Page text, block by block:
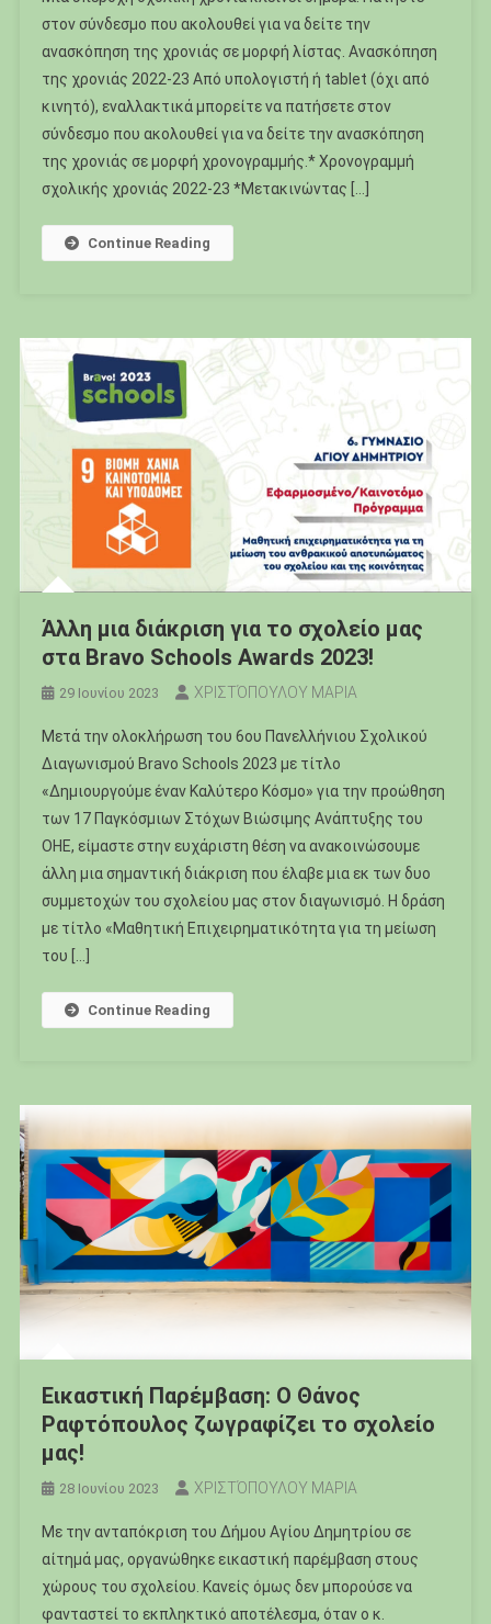
στον σύνδεσμο που ακολουθεί για να δείτε την
ανασκόπηση της χρονιάς σε μορφή λίστας. Ανασκόπηση
της χρονιάς 2022-23 Από υπολογιστή ή tablet (όχι από
κινητό), εναλλακτικά μπορείτε να πατήσετε στον
σύνδεσμο που ακολουθεί για να δείτε την ανασκόπηση
της χρονιάς σε μορφή χρονογραμμής.* Χρονογραμμή
σχολικής χρονιάς 2022-23 *Μετακινώντας […]
Continue Reading
Άλλη μια διάκριση για το σχολείο μας
στα Bravo Schools Awards 2023!
29 Ιουνίου 2023 ΧΡΙΣΤΌΠΟΥΛΟΥ ΜΑΡΙΑ
Μετά την ολοκλήρωση του 6ου Πανελλήνιου Σχολικού
Διαγωνισμού Bravo Schools 2023 με τίτλο
«Δημιουργούμε έναν Καλύτερο Κόσμο» για την προώθηση
των 17 Παγκόσμιων Στόχων Βιώσιμης Ανάπτυξης του
ΟΗΕ, είμαστε στην ευχάριστη θέση να ανακοινώσουμε
άλλη μια σημαντική διάκριση που έλαβε μια εκ των δυο
συμμετοχών του σχολείου μας στον διαγωνισμό. Η δράση
με τίτλο «Μαθητική Επιχειρηματικότητα για τη μείωση
του […]
Continue Reading
Εικαστική Παρέμβαση: Ο Θάνος
Ραφτόπουλος ζωγραφίζει το σχολείο
μας!
28 Ιουνίου 2023 ΧΡΙΣΤΌΠΟΥΛΟΥ ΜΑΡΙΑ
Με την ανταπόκριση του Δήμου Αγίου Δημητρίου σε
αίτημά μας, οργανώθηκε εικαστική παρέμβαση στους
χώρους του σχολείου. Κανείς όμως δεν μπορούσε να
φανταστεί το εκπληκτικό αποτέλεσμα, όταν ο κ.